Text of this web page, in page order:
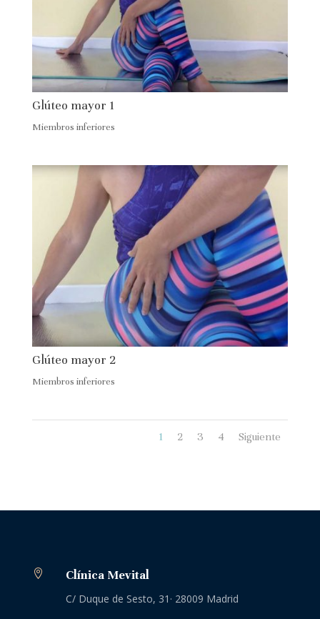
Glúteo mayor 1
Miembros inferiores
Glúteo mayor 2
Miembros inferiores
1 2 3 4 Siguiente
 Clínica Mevital
C/ Duque de Sesto, 31· 28009 Madrid